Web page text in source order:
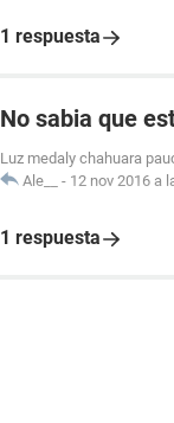
1 respuesta
No sabia que
Luz medaly chahuara
Ale__
- 12 nov 2016 a
1 respuesta